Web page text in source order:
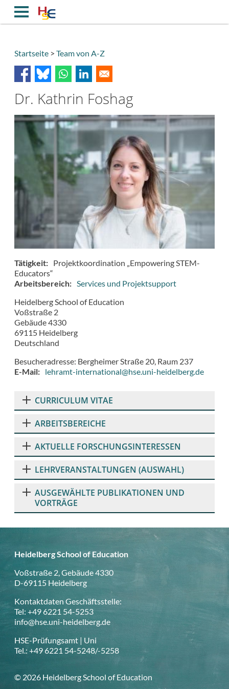
Inhalt
Breadcrumb
Startseite Team von A-Z
Dr. Kathrin Foshag
Tätigkeit
Projektkoordination „Empowering STEM-
Educators“
Arbeitsbereich
Services und Projektsupport
Heidelberg School of Education
Voßstraße 2
Gebäude 4330
69115 Heidelberg
Deutschland
Besucheradresse: Bergheimer Straße 20, Raum 237
E-Mail
lehramt-international@hse.uni-heidelberg.de
CURRICULUM VITAE
ARBEITSBEREICHE
AKTUELLE FORSCHUNGSINTERESSEN
LEHRVERANSTALTUNGEN (AUSWAHL)
AUSGEWÄHLTE PUBLIKATIONEN UND
VORTRÄGE
Heidelberg School of Education
Voßstraße 2, Gebäude 4330
D-69115 Heidelberg
Kontaktdaten Geschäftsstelle:
Tel: +49 6221 54-5253
info@hse.uni-heidelberg.de
HSE-Prüfungsamt | Uni
Tel.: +49 6221 54-5248/-5258
© 2026 Heidelberg School of Education